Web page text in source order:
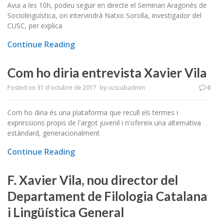
Avui a les 10h, podeu seguir en directe el Seminari Aragonès de
Sociolingüística, on intervindrà Natxo Sorolla, investigador del
CUSC, per explica
Continue Reading
Com ho diria entrevista Xavier Vila
Posted on 31 d'octubre de 2017 by cuscubadmin 0
Com ho diria és una plataforma que recull els termes i
expressions propis de l'argot juvenil i n'ofereix una alternativa
estàndard, generacionalment
Continue Reading
F. Xavier Vila, nou director del
Departament de Filologia Catalana
i Lingüística General